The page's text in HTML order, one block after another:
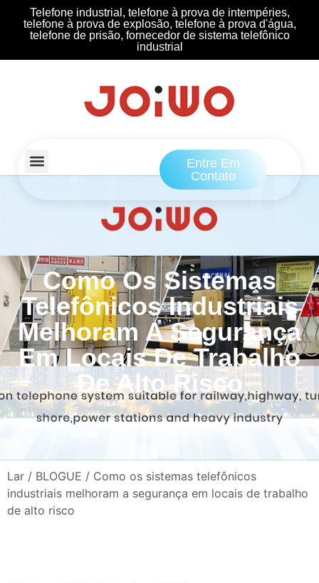
Telefone industrial, telefone à prova de intempéries,
telefone à prova de explosão, telefone à prova d'água,
telefone de prisão, fornecedor de sistema telefônico
industrial
Entre Em
Contato
Como Os Sistemas
Telefônicos Industriais
Melhoram A Segurança
Em Locais De Trabalho
De Alto Risco
Lar / BLOGUE / Como os sistemas telefônicos
industriais melhoram a segurança em locais de trabalho
de alto risco